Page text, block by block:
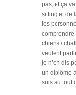
pas, et ça
sitting et de
les
comprendre
chiens /
veulent
je n’en dis
un diplôme
suis au tout